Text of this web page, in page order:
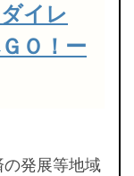
イレ
Ｏ！ー
発展等地域